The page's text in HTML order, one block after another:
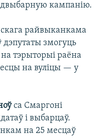
кампанію.
райвыканкама
дэпутаты змогуць
тэрыторыі раёна
на вуліцы — у
са Смаргоні
і выбарцаў.
на 25 месцаў